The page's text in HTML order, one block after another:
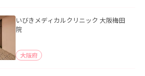
いびきメディカルクリニック 大阪梅田
院
大阪府